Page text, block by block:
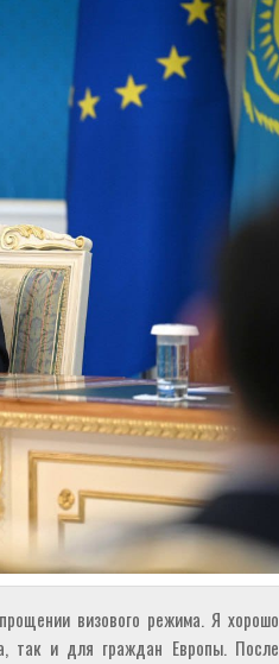
визового режима. Я хорошо
так и для граждан Европы. После